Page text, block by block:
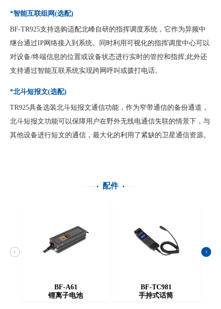
*智能互联组网(选配)
BF-TR925支持选购适配北峰自研的指挥调度系统，它作为异频中
继台通过IP网络接入到系统。同时利用可视化的指挥调度中心可以
对设备/终端信息的位置或设备状态进行实时的管控和指挥;此外还
支持通过智能互联系统实现跨网呼叫或拨打电话。
*北斗短报文(选配)
TR925具备选装北斗短报文通信功能，作为窄带通信的备份通道，
北斗短报文功能可以保障用户在野外无线电通信失联的情景下，与
其他设备进行短文的通信，最大化的利用了紧缺的卫星通信资源。
配件
BF-A61
锂离子电池
BF-TC981
手持式话筒